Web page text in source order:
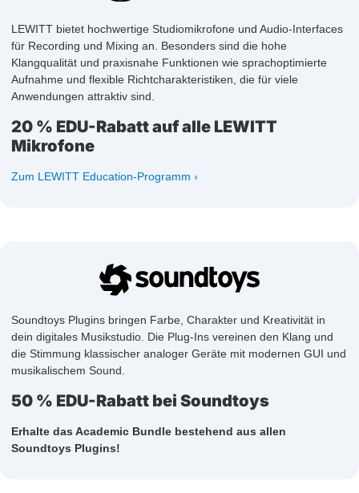
LEWITT bietet hochwertige Studiomikrofone und Audio-Interfaces
für Recording und Mixing an. Besonders sind die hohe
Klangqualität und praxisnahe Funktionen wie sprachoptimierte
Aufnahme und flexible Richtcharakteristiken, die für viele
Anwendungen attraktiv sind.
20 % EDU-Rabatt auf alle LEWITT
Mikrofone
Zum LEWITT Education-Programm
Soundtoys Plugins bringen Farbe, Charakter und Kreativität in
dein digitales Musikstudio. Die Plug-Ins vereinen den Klang und
die Stimmung klassischer analoger Geräte mit modernen GUI und
musikalischem Sound.
50 % EDU-Rabatt bei Soundtoys
Erhalte das Academic Bundle bestehend aus allen
Soundtoys Plugins!